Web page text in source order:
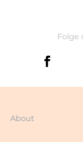
Folge
About